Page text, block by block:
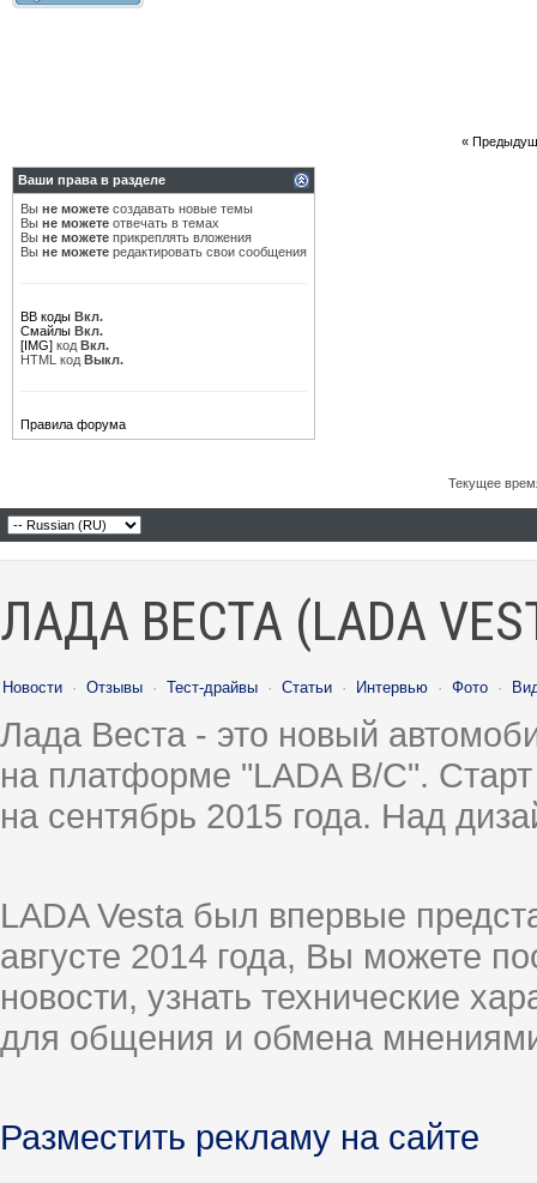
«
Ваши права в разделе
Вы не можете создавать новые темы
Вы не можете отвечать в темах
Вы не можете прикреплять вложения
Вы не можете редактировать свои сообщения
BB коды Вкл.
Смайлы Вкл.
[IMG] код Вкл.
HTML код Выкл.
Правила форума
Текущее
ЛАДА ВЕСТА (LADA
Новости · Отзывы · Тест-драйвы · Статьи · Интервью · Фото ·
Лада Веста - это новый
на платформе "LADA B/C".
на сентябрь 2015 года. Над
LADA Vesta был впервые
августе 2014 года, Вы можете
новости, узнать технические
для общения и обмена
Разместить рекламу на сайте